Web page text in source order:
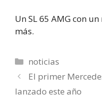
Un SL 65 AMG con
más.
Categorías
noticias
El primer
lanzado este año